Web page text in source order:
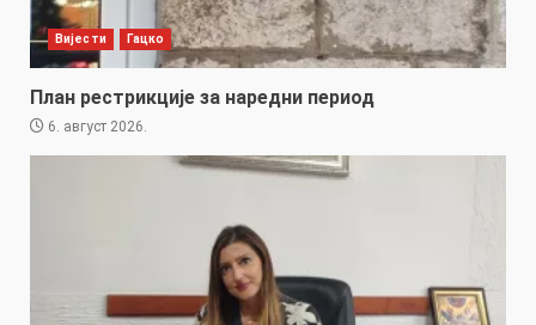
Вијести Гацко
План рестрикције за наредни период
6. август 2026.